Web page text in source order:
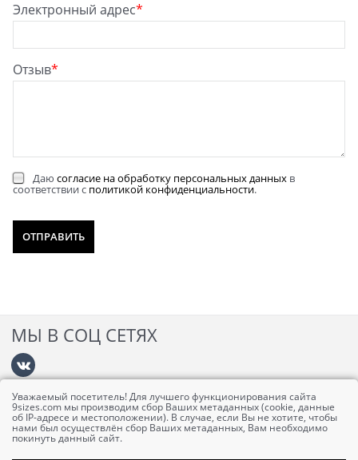
Электронный адрес
Отзыв
Даю согласие на обработку персональных данных в
соответствии с политикой конфиденциальности.
МЫ В СОЦ СЕТЯХ
Информация
Личный кабинет
Уважаемый посетитель! Для лучшего функционирования сайта
9sizes.com мы производим сбор Ваших метаданных (cookie, данные
об IP-адресе и местоположении). В случае, если Вы не хотите, чтобы
нами был осуществлён сбор Ваших метаданных, Вам необходимо
покинуть данный сайт.